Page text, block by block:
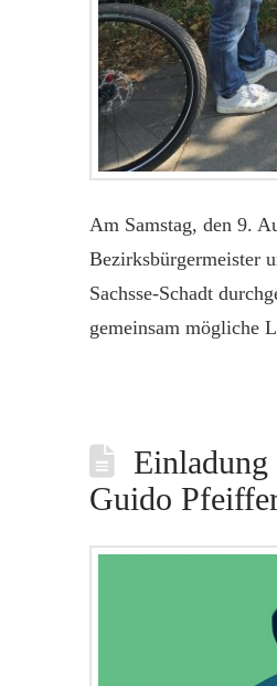
Am Samstag, den 9.
Bezirksbürgermeister
Sachsse-Schadt
gemeinsam mögliche
Einladung
Guido